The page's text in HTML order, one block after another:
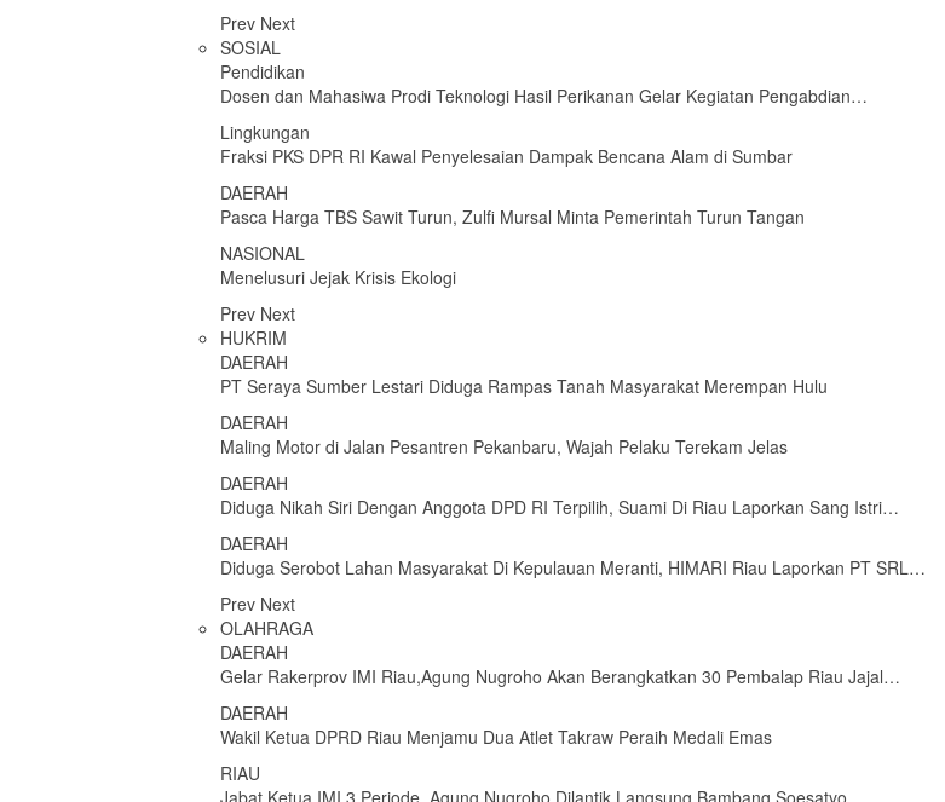
Prev Next
SOSIAL
Pendidikan
Dosen dan Mahasiwa Prodi Teknologi Hasil Perikanan Gelar Kegiatan Pengabdian…
Lingkungan
Fraksi PKS DPR RI Kawal Penyelesaian Dampak Bencana Alam di Sumbar
DAERAH
Pasca Harga TBS Sawit Turun, Zulfi Mursal Minta Pemerintah Turun Tangan
NASIONAL
Menelusuri Jejak Krisis Ekologi
Prev Next
HUKRIM
DAERAH
PT Seraya Sumber Lestari Diduga Rampas Tanah Masyarakat Merempan Hulu
DAERAH
Maling Motor di Jalan Pesantren Pekanbaru, Wajah Pelaku Terekam Jelas
DAERAH
Diduga Nikah Siri Dengan Anggota DPD RI Terpilih, Suami Di Riau Laporkan Sang Istri…
DAERAH
Diduga Serobot Lahan Masyarakat Di Kepulauan Meranti, HIMARI Riau Laporkan PT SRL…
Prev Next
OLAHRAGA
DAERAH
Gelar Rakerprov IMI Riau,Agung Nugroho Akan Berangkatkan 30 Pembalap Riau Jajal…
DAERAH
Wakil Ketua DPRD Riau Menjamu Dua Atlet Takraw Peraih Medali Emas
RIAU
Jabat Ketua IMI 3 Periode, Agung Nugroho Dilantik Langsung Bambang Soesatyo